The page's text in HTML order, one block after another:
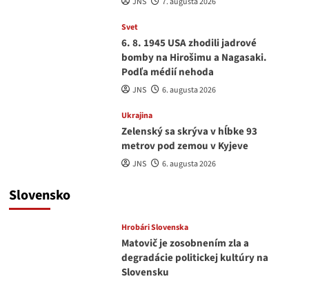
Svet
6. 8. 1945 USA zhodili jadrové
bomby na Hirošimu a Nagasaki.
Podľa médií nehoda
JNS 6. augusta 2026
Ukrajina
Zelenský sa skrýva v hĺbke 93
metrov pod zemou v Kyjeve
JNS 6. augusta 2026
Slovensko
Hrobári Slovenska
Matovič je zosobnením zla a
degradácie politickej kultúry na
Slovensku